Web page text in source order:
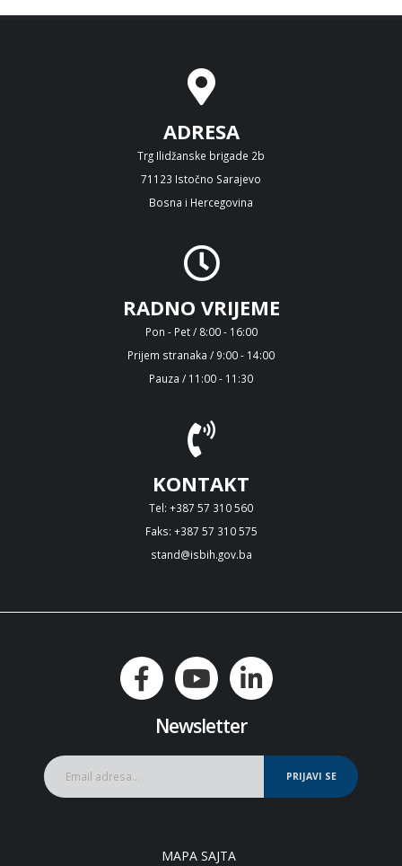
ADRESA
Trg Ilidžanske brigade 2b
71123 Istočno Sarajevo
Bosna i Hercegovina
RADNO VRIJEME
Pon - Pet / 8:00 - 16:00
Prijem stranaka / 9:00 - 14:00
Pauza / 11:00 - 11:30
KONTAKT
Tel: +387 57 310 560
Faks: +387 57 310 575
stand@isbih.gov.ba
Newsletter
PRIJAVI SE
MAPA SAJTA